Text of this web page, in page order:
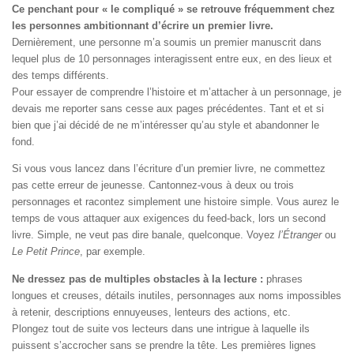
Ce penchant pour « le compliqué » se retrouve fréquemment chez
les personnes ambitionnant d’écrire un premier livre.
Dernièrement, une personne m’a soumis un premier manuscrit dans
lequel plus de 10 personnages interagissent entre eux, en des lieux et
des temps différents.
Pour essayer de comprendre l’histoire et m’attacher à un personnage, je
devais me reporter sans cesse aux pages précédentes. Tant et et si
bien que j’ai décidé de ne m’intéresser qu’au style et abandonner le
fond.
Si vous vous lancez dans l’écriture d’un premier livre, ne commettez
pas cette erreur de jeunesse. Cantonnez-vous à deux ou trois
personnages et racontez simplement une histoire simple. Vous aurez le
temps de vous attaquer aux exigences du feed-back, lors un second
livre. Simple, ne veut pas dire banale, quelconque. Voyez l’Étrangerou
Le Petit Prince, par exemple.
Ne dressez pas de multiples obstacles à la lecture : phrases
longues et creuses, détails inutiles, personnages aux noms impossibles
à retenir, descriptions ennuyeuses, lenteurs des actions, etc.
Plongez tout de suite vos lecteurs dans une intrigue à laquelle ils
puissent s’accrocher sans se prendre la tête. Les premières lignes